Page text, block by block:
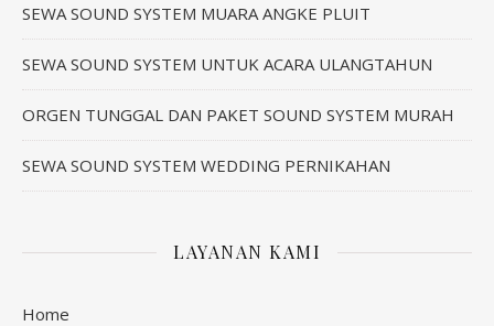
SEWA SOUND SYSTEM MUARA ANGKE PLUIT
SEWA SOUND SYSTEM UNTUK ACARA ULANGTAHUN
ORGEN TUNGGAL DAN PAKET SOUND SYSTEM MURAH
SEWA SOUND SYSTEM WEDDING PERNIKAHAN
LAYANAN KAMI
Home